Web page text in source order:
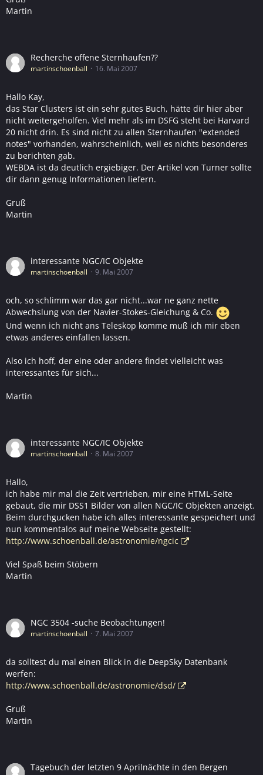
Martin
Recherche offene Sternhaufen??
martinschoenball 16. Mai 2007
Hallo Kay,
das Star Clusters ist ein sehr gutes Buch, hätte dir hier aber
nicht weitergeholfen. Viel mehr als im DSFG steht bei Harvard
20 nicht drin. Es sind nicht zu allen Sternhaufen "extended
notes" vorhanden, wahrscheinlich, weil es nichts besonderes
zu berichten gab.
WEBDA ist da deutlich ergiebiger. Der Artikel von Turner sollte
dir dann genug Informationen liefern.
Gruß
Martin
interessante NGC/IC Objekte
martinschoenball 9. Mai 2007
och, so schlimm war das gar nicht...war ne ganz nette
Abwechslung von der Navier-Stokes-Gleichung & Co.
Und wenn ich nicht ans Teleskop komme muß ich mir eben
etwas anderes einfallen lassen.
Also ich hoff, der eine oder andere findet vielleicht was
interessantes für sich...
Martin
interessante NGC/IC Objekte
martinschoenball 8. Mai 2007
Hallo,
ich habe mir mal die Zeit vertrieben, mir eine HTML-Seite
gebaut, die mir DSS1 Bilder von allen NGC/IC Objekten anzeigt.
Beim durchgucken habe ich alles interessante gespeichert und
nun kommentalos auf meine Webseite gestellt:
http://www.schoenball.de/astronomie/ngcic
Viel Spaß beim Stöbern
Martin
NGC 3504 -suche Beobachtungen!
martinschoenball 7. Mai 2007
da solltest du mal einen Blick in die DeepSky Datenbank
werfen:
http://www.schoenball.de/astronomie/dsd/
Gruß
Martin
Tagebuch der letzten 9 Aprilnächte in den Bergen